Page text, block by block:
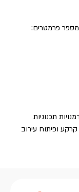
פרמטרים:
תכנוניות
קרקע ופיתוח עירוב